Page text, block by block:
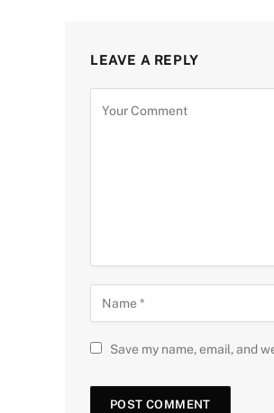
LEAVE A REPLY
Save my name, email, and